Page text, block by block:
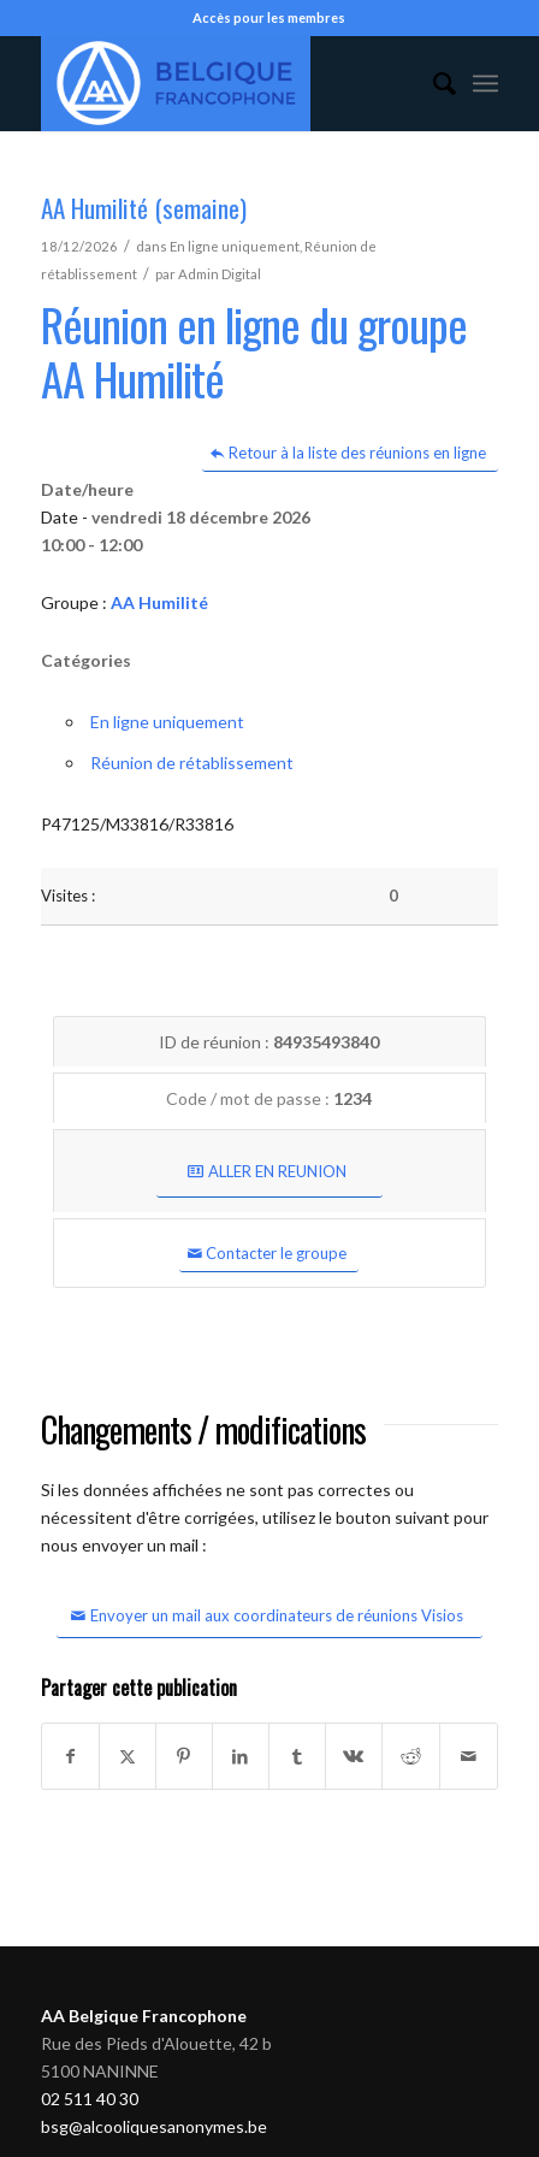
Accès pour les membres
AA Humilité (semaine)
18/12/2026 / dans En ligne uniquement, Réunion de
rétablissement / parAdmin Digital
Réunion en ligne du groupe
AA Humilité
Retour à la liste des réunions en ligne
Date/heure
Date - vendredi 18 décembre 2026
10:00 - 12:00
Groupe : AA Humilité
Catégories
En ligne uniquement
Réunion de rétablissement
P47125/M33816/R33816
Visites : 0
ID de réunion : 84935493840
Code / mot de passe : 1234
ALLER EN REUNION
Contacter le groupe
Changements / modifications
Si les données affichées ne sont pas correctes ou
nécessitent d'être corrigées, utilisez le bouton suivant pour
nous envoyer un mail :
Envoyer un mail aux coordinateurs de réunions Visios
Partager cette publication
AA Belgique Francophone
Rue des Pieds d'Alouette, 42 b
5100 NANINNE
02 511 40 30
bsg@alcooliquesanonymes.be